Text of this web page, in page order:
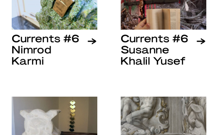
Currents #6
Nimrod
Karmi
Currents #6
Susanne
Khalil Yusef